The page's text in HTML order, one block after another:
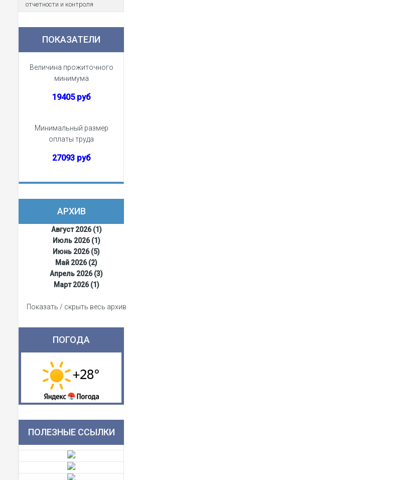
отчетности и контроля
ПОКАЗАТЕЛИ
Величина прожиточного
минимума
19405 руб
Минимальный размер
оплаты труда
27093 руб
АРХИВ
Август 2026 (1)
Июль 2026 (1)
Июнь 2026 (5)
Май 2026 (2)
Апрель 2026 (3)
Март 2026 (1)
Показать / скрыть весь архив
ПОГОДА
ПОЛЕЗНЫЕ ССЫЛКИ